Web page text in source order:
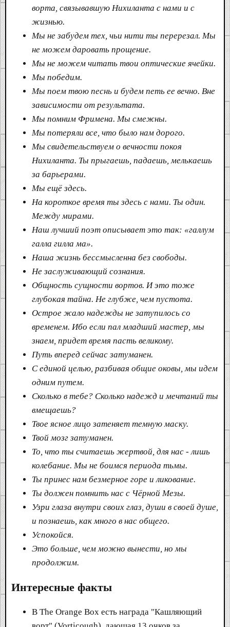
ворта, связывавшую Нихиланта с нами и с
жизнью.
Мы не забудем тех, чьи нити ты перерезал. Мы
не можем даровать прощение.
Мы не можем читать твои оптические ячейки.
Мы победим.
Мы поем твою песнь и будем петь ее вечно. Вне
зависимости от результата.
Мы помним Фримена. Мы смежны.
Мы потеряли все, что было нам дорого.
Мы свидетельствуем о вечности покоя
Нихиланта. Ты прыгаешь, падаешь, мелькаешь
за барьерами.
Мы ещё здесь.
На короткое время ты здесь с нами. Ты один.
Между мирами.
Наш лучший поэт описывает это так: «галлум
галла гилла ма».
Наша жизнь бессмысленна без свободы.
Не заслуживающий сознания.
Общность сущности вортов. И это тоже
глубокая тайна. Не глубже, чем пустота.
Острое жало надежды не затупилось со
временем. Ибо если пал младший мастер, мы
знаем, придет время пасть великому.
Путь вперед сейчас затуманен.
С единой целью, разбивая общие оковы, мы идем
одним путем.
Сколько в тебе? Сколько надежд и мечтаний ты
вмещаешь?
Твое ясное лицо затеняет темную маску.
Твой мозг затуманен.
То, что ты считаешь жертвой, для нас - лишь
колебание. Мы не боимся периода тьмы.
Ты принес нам безмерное горе и ликование.
Ты должен помнить нас с Чёрной Мезы.
Узри глаза внутри своих глаз, души в своей душе,
и познаешь, как много в нас общего.
Успокойся.
Это больше, чем можно вынести, но мы
продолжим.
Интересные факты
В The Orange Box есть награда "Кашляющий